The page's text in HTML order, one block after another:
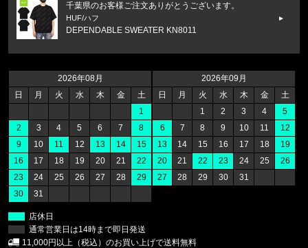
2026年08月
日
月 火 水 木 金
土
1
2
3 4 5 6 7
8
9
10 11 12 13 14
15
16
17 18 19 20 21
22
23
24 25 26 27 28
29
30
31
2026年09月
日
月 火 水 木 金
土
1
2 3 4
5
6
7 8 9 10 11
12
13
14 15 16 17 18
19
20
21 22 23 24 25
26
27
28 29 30 31
店休日
通常営業日は14時まで即日発送
11,000円以上（税込）のお買い上げで送料無料
千葉県のお客様ご注文ありがとうございます。
HUF/ハフ
DEPENDABLE SWEATER KN8011
47 Brand/フォーティーセブンブランド
ヤンキース キャップ '47 MVP ホ
福岡県のお客様ご注文ありがとうございます。
47 Brand/フォーティーセブンブランド
レッドソックス キャップ '47 クリー
福岡県のお客様ご注文ありがとうございます。
福岡県のお客様ご注文ありがとうございます。